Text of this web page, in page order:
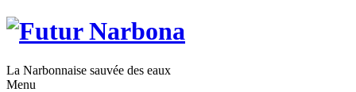
La Narbonnaise sauvée des eaux
Menu